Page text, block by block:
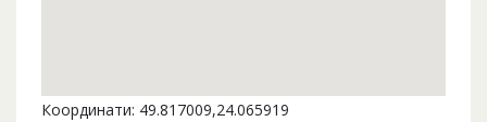
Координати: 49.817009,24.065919